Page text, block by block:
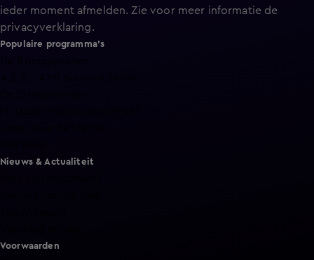
ieder moment afmelden. Zie voor meer informatie de
privacyverklaring.
Populaire programma's
Nieuws & Actualiteit
Voorwaarden